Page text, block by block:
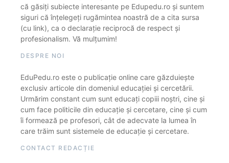
că găsiți subiecte interesante pe Edupedu.ro și suntem
siguri că înțelegeți rugămintea noastră de a cita sursa
(cu link), ca o declarație reciprocă de respect și
profesionalism. Vă mulțumim!
DESPRE NOI
EduPedu.ro este o publicație online care găzduiește
exclusiv articole din domeniul educației și cercetării.
Urmărim constant cum sunt educați copiii noștri, cine și
cum face politicile din educație și cercetare, cine și cum
îi formează pe profesori, cât de adecvate la lumea în
care trăim sunt sistemele de educație și cercetare.
CONTACT REDACȚIE